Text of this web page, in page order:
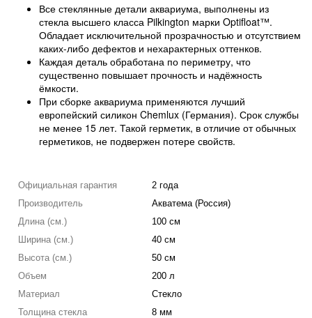
Все стеклянные детали аквариума, выполнены из
стекла высшего класса Pilkington марки Optifloat™.
Обладает исключительной прозрачностью и отсутствием
каких-либо дефектов и нехарактерных оттенков.
Каждая деталь обработана по периметру, что
существенно повышает прочность и надёжность
ёмкости.
При сборке аквариума применяются лучший
европейский силикон Chemlux (Германия). Срок службы
не менее 15 лет. Такой герметик, в отличие от обычных
герметиков, не подвержен потере свойств.
Официальная гарантия
2 года
Производитель
Акватема (Россия)
Длина (см.)
100 см
Ширина (см.)
40 см
Высота (см.)
50 см
Объем
200 л
Материал
Стекло
Толщина стекла
8 мм